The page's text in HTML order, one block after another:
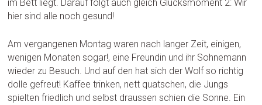
im Bett liegt. Darauf folgt auch gleich Glücksmoment 2: Wir
hier sind alle noch gesund!
Am vergangenen Montag waren nach langer Zeit, einigen,
wenigen Monaten sogar!, eine Freundin und ihr Sohnemann
wieder zu Besuch. Und auf den hat sich der Wolf so richtig
dolle gefreut! Kaffee trinken, nett quatschen, die Jungs
spielten friedlich und selbst draussen schien die Sonne. Ein